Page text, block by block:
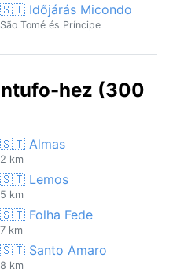
🇸🇹 Időjárás Micondo
São Tomé és Príncipe
hez (300
🇸🇹 Almas
2 km
🇸🇹 Lemos
5 km
🇸🇹 Folha Fede
7 km
🇸🇹 Santo Amaro
8 km